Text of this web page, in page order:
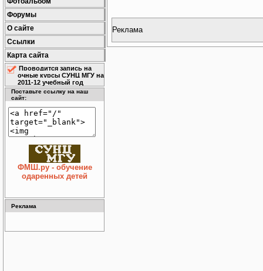
Форумы
О сайте
Ссылки
Карта сайта
Проводится запись на
очные курсы СУНЦ МГУ на
2011-12 учебный год
Поставьте ссылку на наш
сайт:
ФМШ.ру - обучение
одаренных детей
Реклама
Реклама